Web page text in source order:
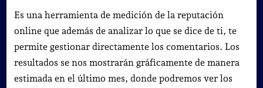
Es una herramienta de medición de la reputación
online que además de analizar lo que se dice de ti, te
permite gestionar directamente los comentarios. Los
resultados se nos mostrarán gráficamente de manera
estimada en el último mes, donde podremos ver los